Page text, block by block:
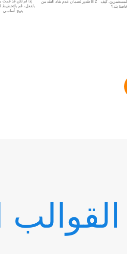
إذا لم تكن قد قمت
بالفعل، قم بالتخطيط
بنهج أساسي
تقدير لضمان عدم نفاد النقد من BIZ
كيف
بك؟